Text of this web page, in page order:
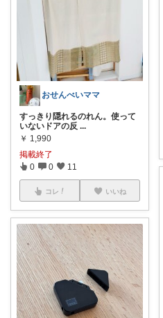
おせんべいママ
すっきり隠れるのれん。使って
いないドアの反 ...
￥ 1,990
掲載終了
0 0 11
コレ いいね